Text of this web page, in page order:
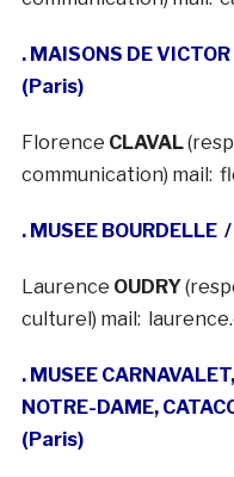
. MAISONS DE VICTOR
(Paris)
Florence CLAVAL
communication) mail:
. MUSEE BOURDELLE /
Laurence OUDRY
culturel) mail:
. MUSEE
NOTRE-DAME,
(Paris)